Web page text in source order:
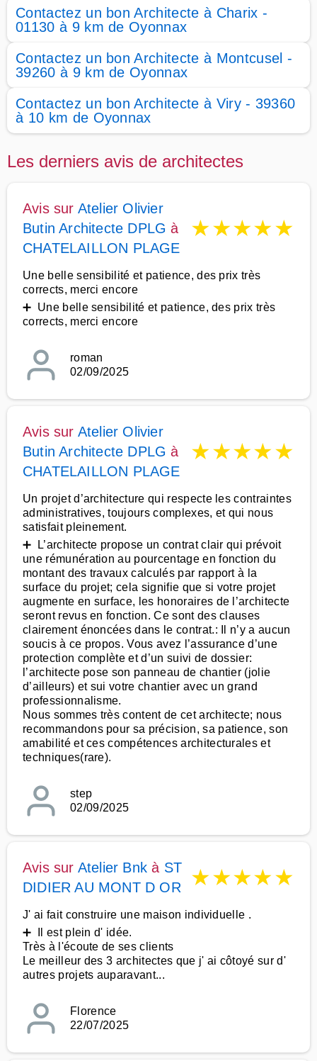
Contactez un bon Architecte à Charix -
01130 à 9 km de Oyonnax
Contactez un bon Architecte à Montcusel -
39260 à 9 km de Oyonnax
Contactez un bon Architecte à Viry - 39360
à 10 km de Oyonnax
Les derniers avis de architectes
Avis sur Atelier Olivier
Butin Architecte DPLG à
CHATELAILLON PLAGE
★★★★★
Une belle sensibilité et patience, des prix très
corrects, merci encore
➕ Une belle sensibilité et patience, des prix très
corrects, merci encore
roman
02/09/2025
Avis sur Atelier Olivier
Butin Architecte DPLG à
CHATELAILLON PLAGE
★★★★★
Un projet d’architecture qui respecte les contraintes
administratives, toujours complexes, et qui nous
satisfait pleinement.
➕ L’architecte propose un contrat clair qui prévoit
une rémunération au pourcentage en fonction du
montant des travaux calculés par rapport à la
surface du projet; cela signifie que si votre projet
augmente en surface, les honoraires de l’architecte
seront revus en fonction. Ce sont des clauses
clairement énoncées dans le contrat.: Il n’y a aucun
soucis à ce propos. Vous avez l’assurance d’une
protection complète et d’un suivi de dossier:
l’architecte pose son panneau de chantier (jolie
d’ailleurs) et sui votre chantier avec un grand
professionnalisme.
Nous sommes très content de cet architecte; nous
recommandons pour sa précision, sa patience, son
amabilité et ces compétences architecturales et
techniques(rare).
step
02/09/2025
Avis sur Atelier Bnk à ST
DIDIER AU MONT D OR
★★★★★
J' ai fait construire une maison individuelle .
➕ Il est plein d' idée.
Très à l'écoute de ses clients
Le meilleur des 3 architectes que j' ai côtoyé sur d'
autres projets auparavant...
Florence
22/07/2025